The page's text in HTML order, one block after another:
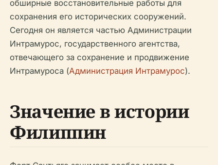
обширные восстановительные работы для
сохранения его исторических сооружений.
Сегодня он является частью Администрации
Интрамурос, государственного агентства,
отвечающего за сохранение и продвижение
Интрамуроса (Администрация Интрамурос).
Значение в истории
Филиппин